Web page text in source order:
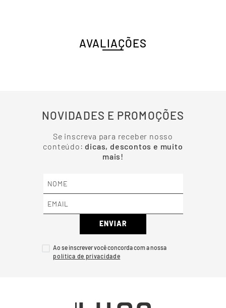
AVALIAÇÕES
NOVIDADES E PROMOÇÕES
Se inscreva para receber nosso
conteúdo: dicas, descontos e muito
mais!
ENVIAR
Ao se inscrever você concorda com a nossa